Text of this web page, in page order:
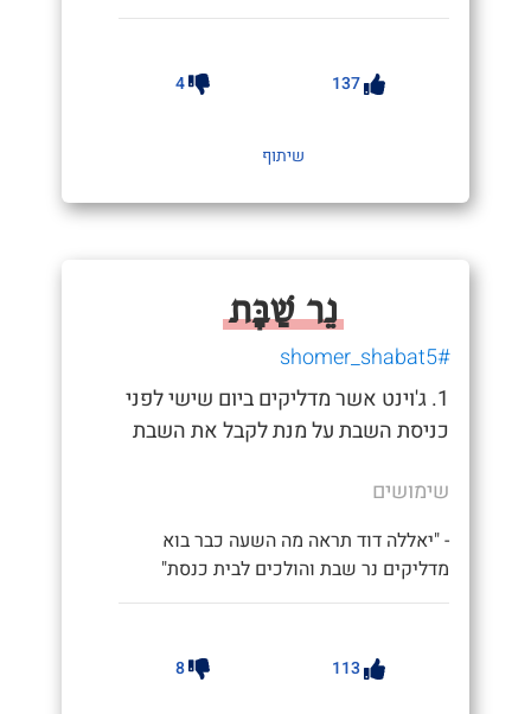
137
4
שיתוף
נֵר שַׁבָּת
#shomer_shabat5
1. ג'וינט אשר מדליקים ביום שישי לפני
כניסת השבת על מנת לקבל את השבת
שימושים
- "יאללה דוד תראה מה השעה כבר בוא
מדליקים נר שבת והולכים לבית כנסת"
113
8